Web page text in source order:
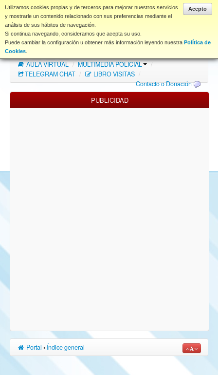
Acepto
Utilizamos cookies propias y de terceros para mejorar nuestros servicios
y mostrarle un contenido relacionado con sus preferencias mediante el
análisis de sus hábitos de navegación.
Si continua navegando, consideramos que acepta su uso.
Puede cambiar la configuración u obtener más información leyendo nuestra Política de
Cookies
www.coet.es
Portal
Índice Foros
FAQ
NORMAS FORO
Descargas
AULA VIRTUAL / MULTIMEDIA POLICIAL
/
TELEGRAM CHAT / LIBRO VISITAS /
Contacto o Donación
PUBLICIDAD
Portal • Índice general